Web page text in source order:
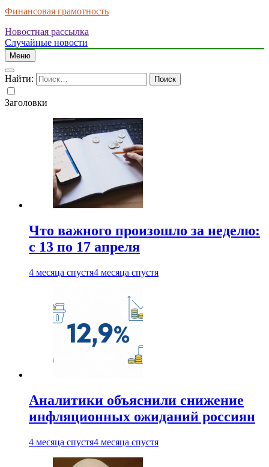
Финансовая грамотность
Новостная рассылка
Случайные новости
Меню
Найти:
Заголовки
Что важного произошло за неделю:
с 13 по 17 апреля
4 месяца спустя4 месяца спустя
Аналитики объяснили снижение
инфляционных ожиданий россиян
4 месяца спустя4 месяца спустя